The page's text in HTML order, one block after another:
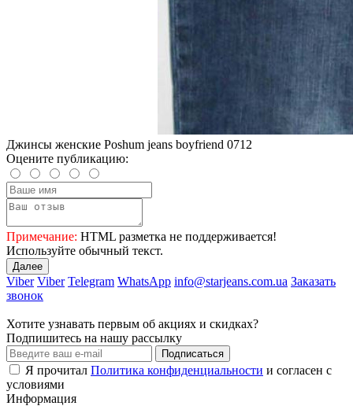
Джинсы женские Poshum jeans boyfriend 0712
Оцените публикацию:
Примечание: HTML разметка не поддерживается!
Используйте обычный текст.
Далее
Viber Viber Telegram WhatsApp info@starjeans.com.ua Заказать
звонок
Хотите узнавать первым об акциях и скидках?
Подпишитесь на нашу рассылку
Подписаться
Я прочитал Политика конфиденциальности и согласен с
условиями
Информация